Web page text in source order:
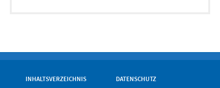
INHALTSVERZEICHNIS DATENSCHUTZ